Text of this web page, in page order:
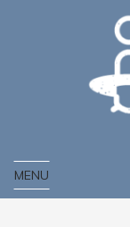
MENU